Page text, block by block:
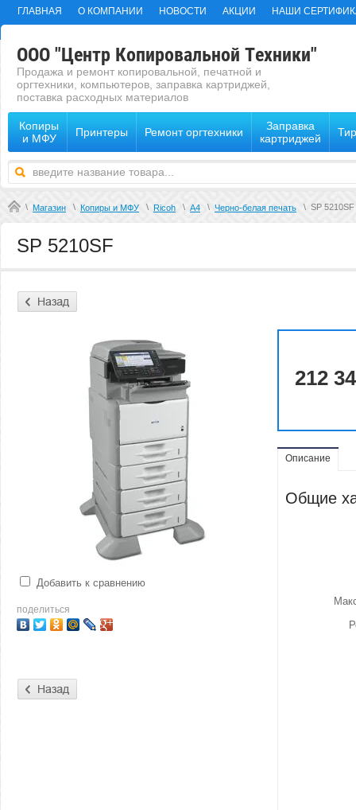
ГЛАВНАЯ О КОМПАНИИ НОВОСТИ АКЦИИ НАШИ
ООО "Центр Копировальной Техники"
Продажа и ремонт копировальной, печатной и
оргтехники, компьютеров, заправка картриджей,
поставка расходных материалов
Копиры
и МФУ
Принтеры Ремонт оргтехники
Заправка
картриджей
\ Магазин \ Копиры и МФУ \ Ricoh \ А4 \ Черно-белая печать \ SP 5210SF
SP 5210SF
Добавить к сравнению
поделиться
212
Описание
Общие